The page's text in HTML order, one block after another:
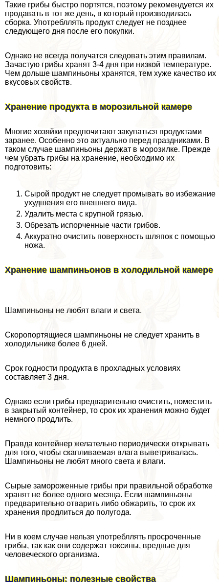
Такие грибы быстро портятся, поэтому рекомендуется их
продавать в тот же день, в который производилась
сборка. Употрeбллять продукт следует не позднее
следующего дня после его покупки.
Однако не всегда получатся следовать этим правилам.
Зачастую грибы хранят 3-4 дня при низкой температуре.
Чем дольше шампиньоны хранятся, тем хуже качество их
вкусовых свойств.
Хранение продукта в морозильной камере
Многие хозяйки предпочитают закупаться продуктами
заранее. Особенно это актуально перед праздниками. В
таком случае шампиньоны держат в морозилке. Прежде
чем убрать грибы на хранение, необходимо их
подготовить:
Сырой продукт не следует промывать во избежание
ухудшения его внешнего вида.
Удалить места с крупной грязью.
Обрезать испорченные части грибов.
Аккуратно очистить поверхность шляпок с помощью
ножа.
Хранение шампиньонов в холодильной камере
Шампиньоны не любят влаги и света.
Скоропортящиеся шампиньоны не следует хранить в
холодильнике более 6 дней.
Срок годности продукта в прохладных условиях
составляет 3 дня.
Однако если грибы предварительно очистить, поместить
в закрытый контейнер, то срок их хранения можно будет
немного продлить.
Правда контейнер желательно периодически открывать
для того, чтобы скапливаемая влага выветривалась.
Шампиньоны не любят много света и влаги.
Сырые замороженные грибы при правильной обработке
хранят не более одного месяца. Если шампиньоны
предварительно отварить либо обжарить, то срок их
хранения продлиться до полугода.
Ни в коем случае нельзя употрeбллять просроченные
грибы, так как они содержат токсины, вредные для
человеческого организма.
Шампиньоны: полезные свойства